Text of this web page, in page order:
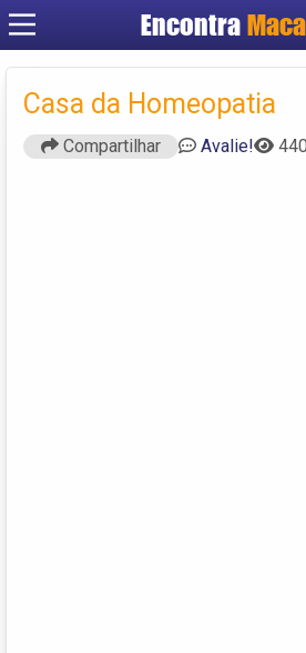
Encontra
Criar conta
Casa da Homeopatia
Compartilhar Avalie! 440